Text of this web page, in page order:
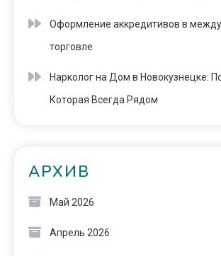
Оформление аккредитивов в
торговле
Нарколог на Дом в Новокузнецке:
Которая Всегда Рядом
АРХИВ
Май 2026
Апрель 2026